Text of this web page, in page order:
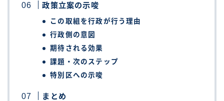
政策立案の示唆
この取組を行政が行う理由
行政側の意図
期待される効果
課題・次のステップ
特別区への示唆
まとめ